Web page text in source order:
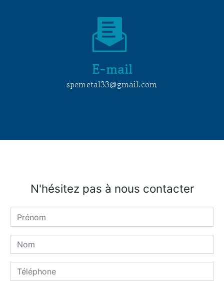
E-mail
spemetal33@gmail.com
N'hésitez pas à nous contacter